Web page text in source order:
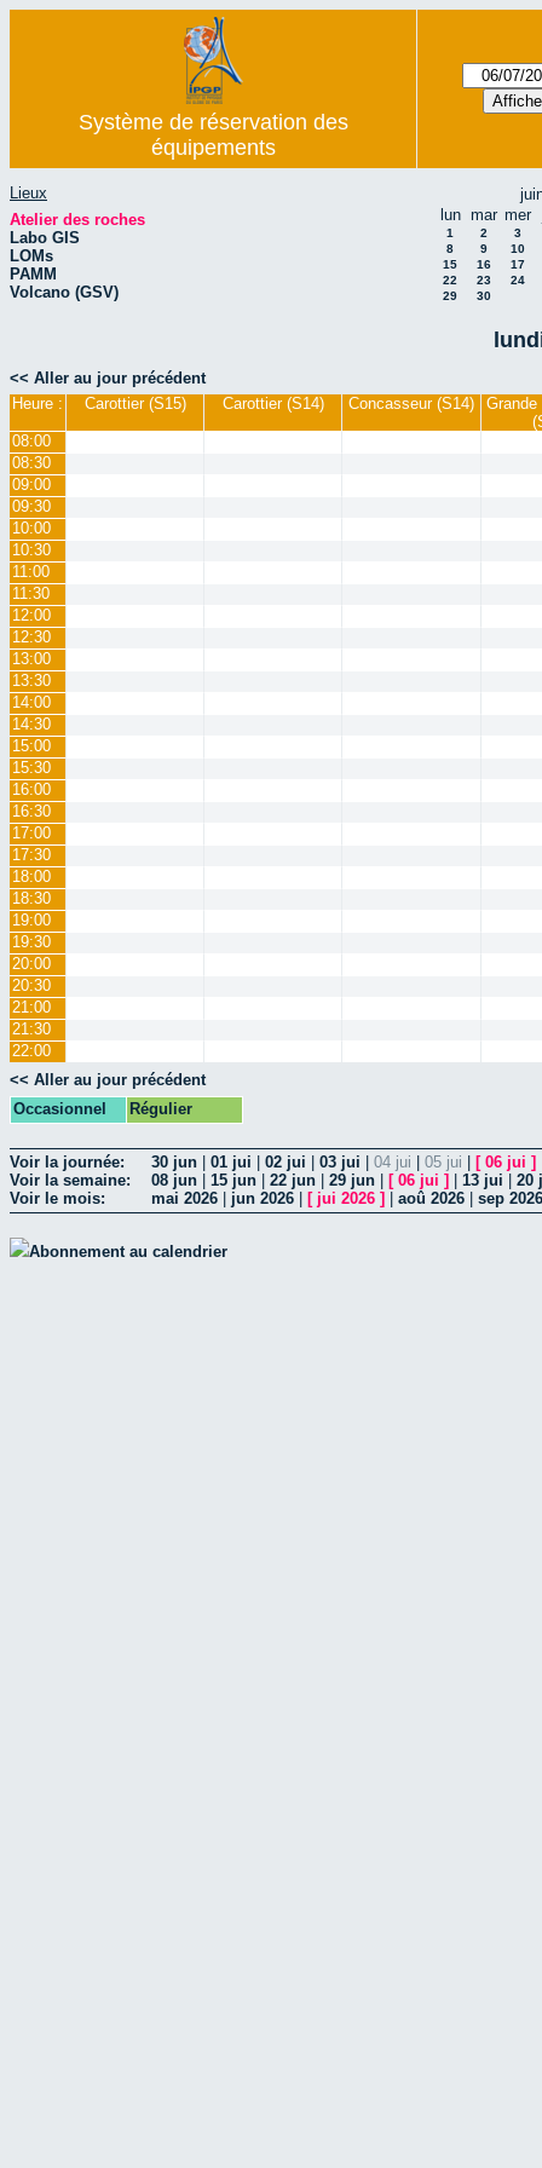
Système de réservation des
équipements
Lieux
Atelier des roches
Labo GIS
LOMs
PAMM
Volcano (GSV)
lun mar mer
1 2
3
8
9
10
15
16
17
22
23
24
29
30
<< Aller au jour précédent
Heure :
Carottier (S15) Carottier (S14) Concasseur (S14)
08:00
08:30
09:00
09:30
10:00
10:30
11:00
11:30
12:00
12:30
13:00
13:30
14:00
14:30
15:00
15:30
16:00
16:30
17:00
17:30
18:00
18:30
19:00
19:30
20:00
20:30
21:00
21:30
22:00
<< Aller au jour précédent
Occasionnel
Régulier
Voir la journée: 30 jun 01 jui 02 jui 03 jui 04 jui 05 jui [ 06 jui ]
Voir la semaine:
08 jun 15 jun 22 jun 29 jun [ 06 jui ] 13 jui
20
Voir le mois:
mai 2026 jun 2026 [ jui 2026 ] aoû 2026 sep 2026
Abonnement au calendrier